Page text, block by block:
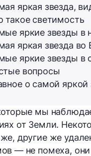
яркая звезда,
такое светимость
яркие звезды в
яркая звезда во
яркие звезды в
вопросы
о самой яркой
мы
от Земли.
другие же
— не помеха, они